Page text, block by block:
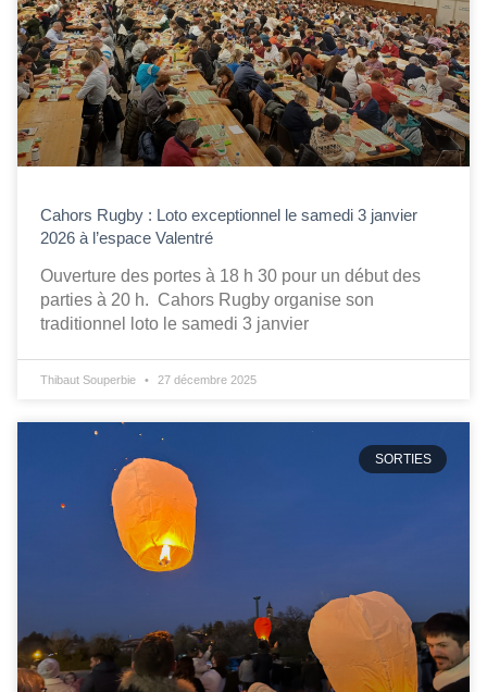
Cahors Rugby : Loto exceptionnel le samedi 3 janvier
2026 à l’espace Valentré
Ouverture des portes à 18 h 30 pour un début des
parties à 20 h. Cahors Rugby organise son
traditionnel loto le samedi 3 janvier
Thibaut Souperbie 27 décembre 2025
SORTIES